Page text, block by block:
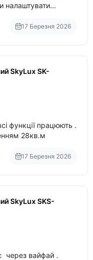
17 Березня 2026
SkyLux SK-
функції працюють .
28кв.м
17 Березня 2026
SkyLux SKS-
через вайфай .